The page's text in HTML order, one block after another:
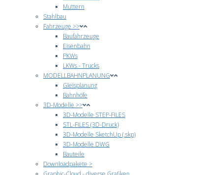
Muttern
Stahlbau
Fahrzeuge >>
Baufahrzeuge
Eisenbahn
PKWs
LKWs - Trucks
MODELLBAHNPLANUNG
Gleisplanung
Bahnhöfe
3D-Modelle >>
3D-Modelle STEP-FILES
STL-FILES (3D-Druck)
3D-Modelle SketchUp (.skp)
3D-Modelle DWG
Bauteile
Downloadpakete >